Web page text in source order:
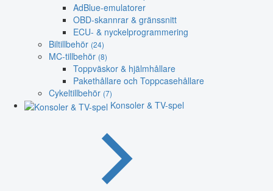
AdBlue-emulatorer
OBD-skannrar & gränssnitt
ECU- & nyckelprogrammering
Biltillbehör (24)
MC-tillbehör (8)
Toppväskor & hjälmhållare
Pakethållare och Toppcasehållare
Cykeltillbehör (7)
Konsoler & TV-spel